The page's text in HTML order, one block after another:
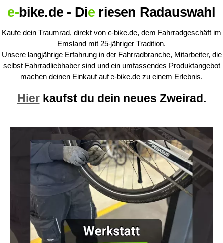
e-bike.de - Die riesen Radauswahl
Kaufe dein Traumrad, direkt von e-bike.de, dem Fahrradgeschäft im
Emsland mit 25-jähriger Tradition.
Unsere langjährige Erfahrung in der Fahrradbranche, Mitarbeiter, die
selbst Fahrradliebhaber sind und ein umfassendes Produktangebot
machen deinen Einkauf auf e-bike.de zu einem Erlebnis.
Hierkaufst du dein neues Zweirad.